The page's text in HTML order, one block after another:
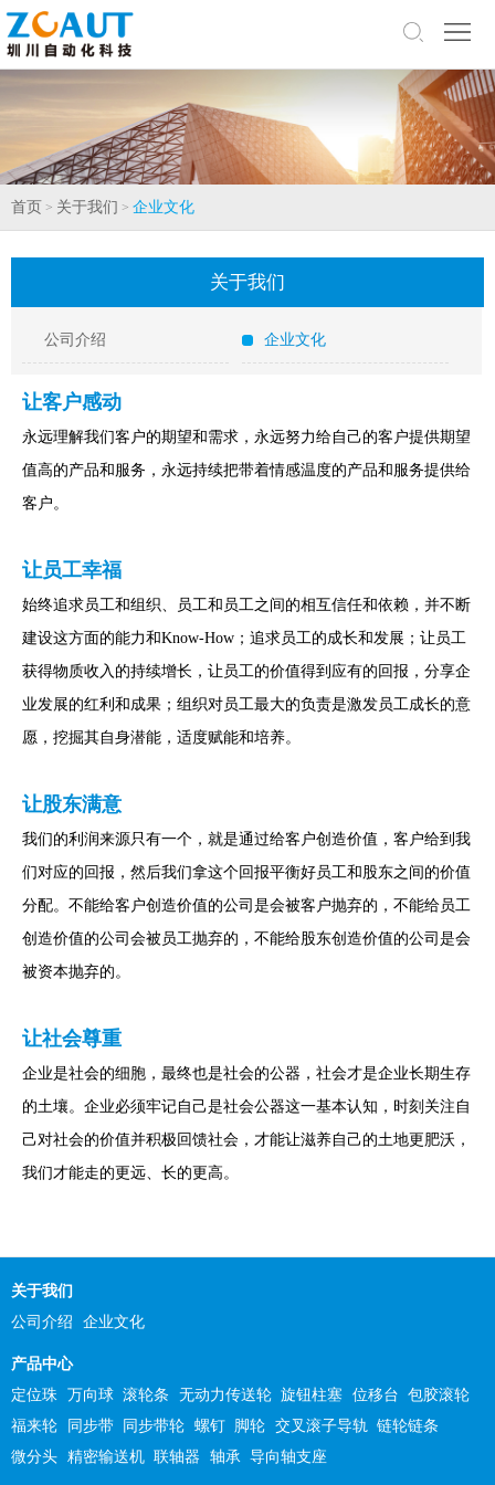
网
站
页
关
我
品
研
发
新
首页 > 关于我们 > 企业文化
关于我们
公司介绍 企业文化
让客户感动
永远理解我们客户的期望和需求，永远努力给自己的客户提供期望
值高的产品和服务，永远持续把带着情感温度的产品和服务提供给
客户。
让员工幸福
始终追求员工和组织、员工和员工之间的相互信任和依赖，并不断
建设这方面的能力和Know-How；追求员工的成长和发展；让员工
获得物质收入的持续增长，让员工的价值得到应有的回报，分享企
业发展的红利和成果；组织对员工最大的负责是激发员工成长的意
愿，挖掘其自身潜能，适度赋能和培养。
让股东满意
我们的利润来源只有一个，就是通过给客户创造价值，客户给到我
们对应的回报，然后我们拿这个回报平衡好员工和股东之间的价值
分配。不能给客户创造价值的公司是会被客户抛弃的，不能给员工
创造价值的公司会被员工抛弃的，不能给股东创造价值的公司是会
被资本抛弃的。
让社会尊重
企业是社会的细胞，最终也是社会的公器，社会才是企业长期生存
的土壤。企业必须牢记自己是社会公器这一基本认知，时刻关注自
己对社会的价值并积极回馈社会，才能让滋养自己的土地更肥沃，
我们才能走的更远、长的更高。
关于我们
公司介绍
企业文化
产品中心
定位珠
万向球 滚轮条 无动力传送轮 旋钮柱塞 位移台
包胶滚轮
福来轮
同步带 同步带轮 螺钉 脚轮 交叉滚子导轨
链轮链条
微分头 精密输送机 联轴器 轴承 导向轴支座